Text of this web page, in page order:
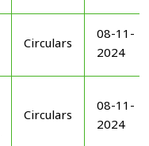
Circulars
08-11-
2024
Circulars
08-11-
2024